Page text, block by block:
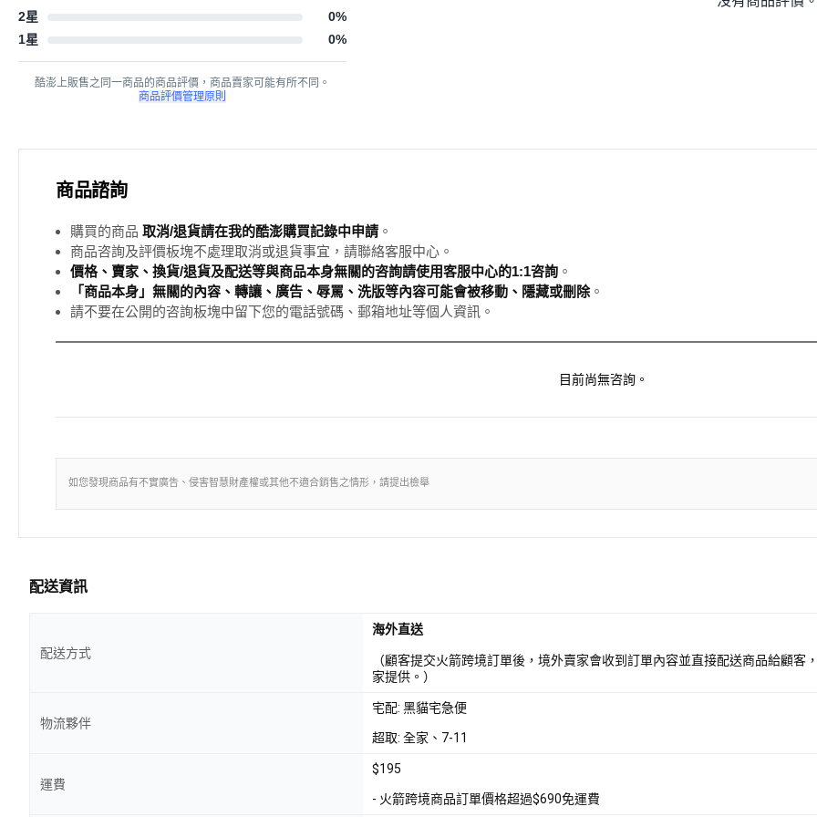
2星
0%
1星
0%
酷澎上販售之同一商品的商品評價，商品賣家可能有所不同。
商品評價管理原則
商品諮詢
購買的商品 取消/退貨請在我的酷澎購買記錄中申請 。
商品咨詢及評價板塊不處理取消或退貨事宜，請聯絡客服中心。
價格、賣家、換貨/退貨及配送等與商品本身無關的咨詢請使用客服中心的1:1咨詢 。
「商品本身」無關的內容、轉讓、廣告、辱罵、洗版等內容可能會被移動、隱藏或刪除。
請不要在公開的咨詢板塊中留下您的電話號碼、郵箱地址等個人資訊。
目前尚無咨詢。
如您發現商品有不實廣告、侵害智慧財產權或其他不適合銷售之情形，請提出檢舉
配送資訊
配送方式
海外直送
（顧客提交火箭跨境訂單後，境外賣家會收到訂單內容並直接配送商品給顧
家提供。）
物流夥伴
宅配: 黑貓宅急便
超取: 全家、7-11
運費
$195
- 火箭跨境商品訂單價格超過$690免運費